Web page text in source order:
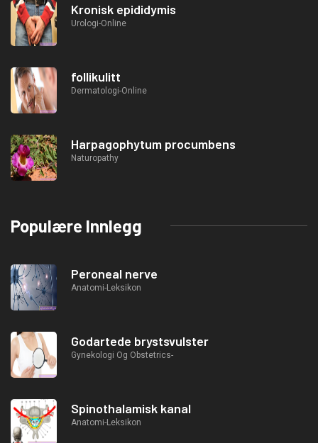
Kronisk epididymis
Urologi-Online
follikulitt
Dermatologi-Online
Harpagophytum procumbens
Naturopathy
Populære Innlegg
Peroneal nerve
Anatomi-Leksikon
Godartede brystsvulster
Gynekologi Og Obstetrics-
Spinothalamisk kanal
Anatomi-Leksikon